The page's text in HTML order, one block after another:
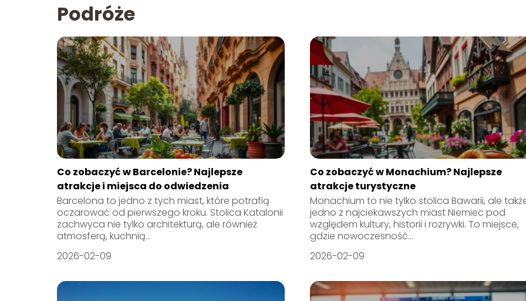
Podróże
Co zobaczyć w Barcelonie? Najlepsze
atrakcje i miejsca do odwiedzenia
Barcelona to jedno z tych miast, które potrafią
oczarować od pierwszego kroku. Stolica Katalonii
zachwyca nie tylko architekturą, ale również
atmosferą, kuchnią...
2026-02-09
Co zobaczyć w Monachium? Najlepsze
atrakcje turystyczne
Monachium to nie tylko stolica Bawarii, ale
jedno z najciekawszych miast Niemiec pod
względem kultury, historii i rozrywki. To miejsce,
gdzie nowoczesność...
2026-02-09